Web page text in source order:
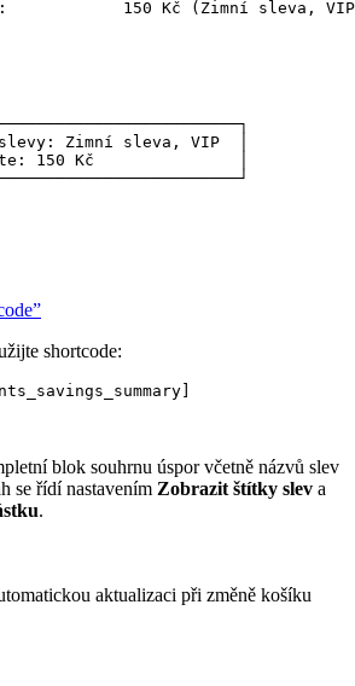
150 Kč (Zimní sleva, VIP
slevy: Zimní sleva, VIP  │
150 Kč               │
shortcode:
blok souhrnu úspor včetně názvů slev
se řídí nastavením Zobrazit štítky slev a
.
aktualizaci při změně košíku